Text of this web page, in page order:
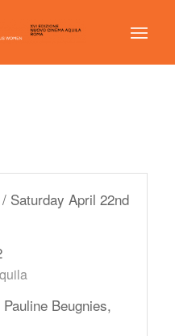
Saturday April 22nd
Beugnies,